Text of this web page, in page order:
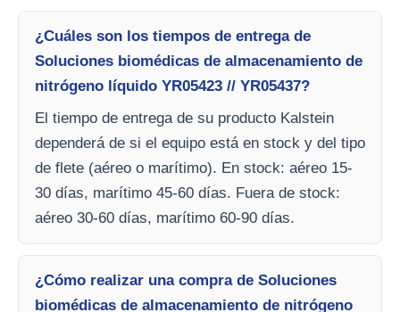
¿Cuáles son los tiempos de entrega de
Soluciones biomédicas de almacenamiento de
nitrógeno líquido YR05423 // YR05437?
El tiempo de entrega de su producto Kalstein
dependerá de si el equipo está en stock y del tipo
de flete (aéreo o marítimo). En stock: aéreo 15-
30 días, marítimo 45-60 días. Fuera de stock:
aéreo 30-60 días, marítimo 60-90 días.
¿Cómo realizar una compra de Soluciones
biomédicas de almacenamiento de nitrógeno